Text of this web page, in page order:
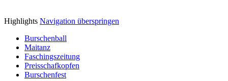
Highlights Navigation überspringen
Burschenball
Maitanz
Faschingszeitung
Preisschafkopfen
Burschenfest